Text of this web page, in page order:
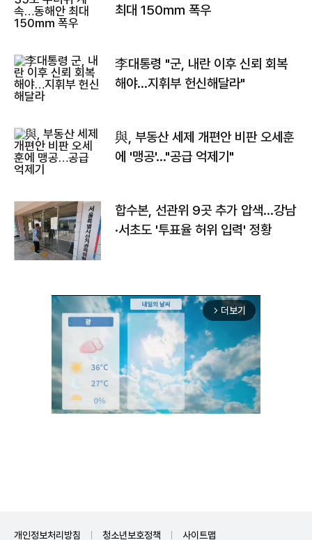
최대 150㎜ 폭우
李대통령 "군, 내란 이후 신뢰 회복
해야…지휘부 헌신해달라"
與, 부동산 세제 개편안 비판 오세훈
에 '맹공'…"공급 억제기"
합수본, 선관위 9곳 추가 압색…강남
·서초도 '투표율 허위 입력' 정황
arrow_forward_ios 더보기
개인정보처리방침 청소년보호정책 사이트맵